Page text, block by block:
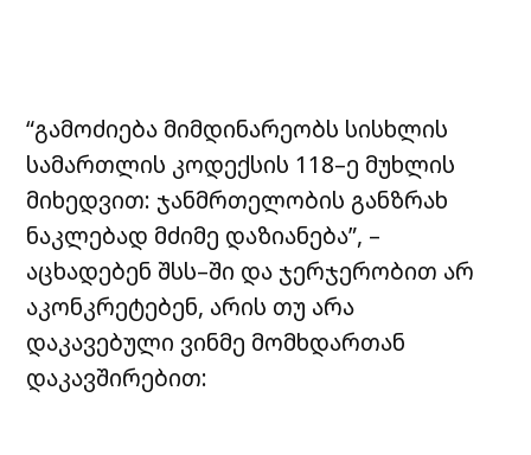
“გამოძიება მიმდინარეობს სისხლის
სამართლის კოდექსის 118–ე მუხლის
მიხედვით: ჯანმრთელობის განზრახ
ნაკლებად მძიმე დაზიანება”, –
აცხადებენ შსს–ში და ჯერჯერობით არ
აკონკრეტებენ, არის თუ არა
დაკავებული ვინმე მომხდართან
დაკავშირებით: